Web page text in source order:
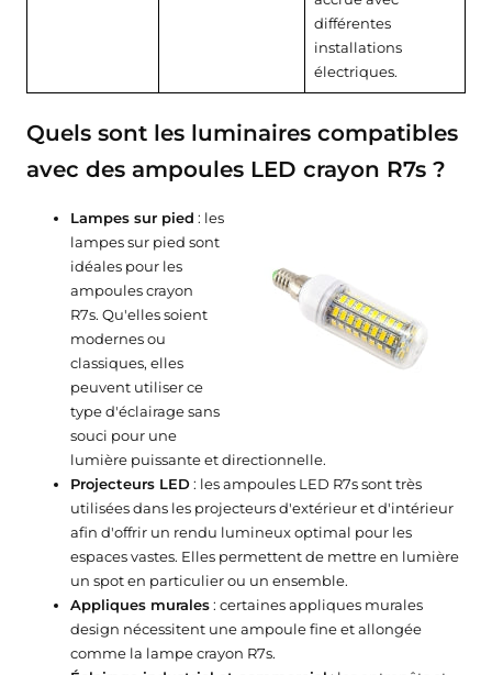
différentes
installations
électriques.
Quels sont les luminaires compatibles
avec des ampoules LED crayon R7s ?
Lampes sur pied : les
lampes sur pied sont
idéales pour les
ampoules crayon
R7s. Qu'elles soient
modernes ou
classiques, elles
peuvent utiliser ce
type d'éclairage sans
souci pour une
lumière puissante et directionnelle.
Projecteurs LED: les ampoules LED R7s sont très
utilisées dans les projecteurs d'extérieur et d'intérieur
afin d'offrir un rendu lumineux optimal pour les
espaces vastes. Elles permettent de mettre en lumière
un spot en particulier ou un ensemble.
Appliques murales: certaines appliques murales
design nécessitent une ampoule fine et allongée
comme la lampe crayon R7s.